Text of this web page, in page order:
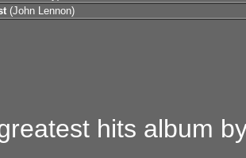
(John Lennon)
hits album